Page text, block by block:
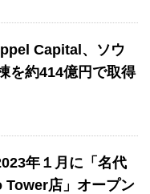
Capital、ソウ
を約414億円で取得
年１月に「名代
Tower店」オープン